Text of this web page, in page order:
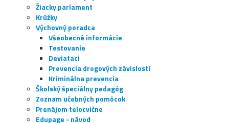
Žiacky parlament
Krúžky
Výchovný poradca
Všeobecné informácie
Testovanie
Deviataci
Prevencia drogových závislostí
Kriminálna prevencia
Školský špeciálny pedagóg
Zoznam učebných pomôcok
Prenájom telocvične
Edupage - návod